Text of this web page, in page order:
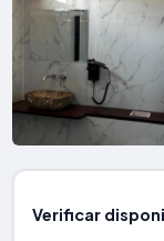
Verificar